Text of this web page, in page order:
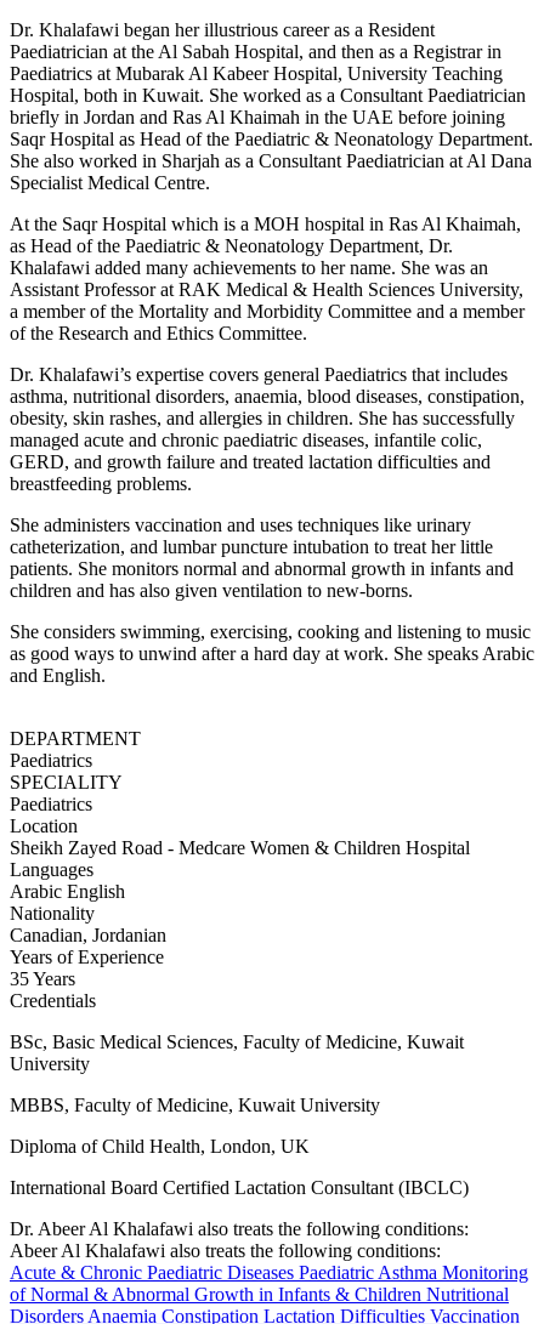
Dr. Khalafawi began her illustrious career as a Resident
Paediatrician at the Al Sabah Hospital, and then as a Registrar in
Paediatrics at Mubarak Al Kabeer Hospital, University Teaching
Hospital, both in Kuwait. She worked as a Consultant Paediatrician
briefly in Jordan and Ras Al Khaimah in the UAE before joining
Saqr Hospital as Head of the Paediatric & Neonatology Department.
She also worked in Sharjah as a Consultant Paediatrician at Al Dana
Specialist Medical Centre.
At the Saqr Hospital which is a MOH hospital in Ras Al Khaimah,
as Head of the Paediatric & Neonatology Department, Dr.
Khalafawi added many achievements to her name. She was an
Assistant Professor at RAK Medical & Health Sciences University,
a member of the Mortality and Morbidity Committee and a member
of the Research and Ethics Committee.
Dr. Khalafawi’s expertise covers general Paediatrics that includes
asthma, nutritional disorders, anaemia, blood diseases, constipation,
obesity, skin rashes, and allergies in children. She has successfully
managed acute and chronic paediatric diseases, infantile colic,
GERD, and growth failure and treated lactation difficulties and
breastfeeding problems.
She administers vaccination and uses techniques like urinary
catheterization, and lumbar puncture intubation to treat her little
patients. She monitors normal and abnormal growth in infants and
children and has also given ventilation to new-borns.
She considers swimming, exercising, cooking and listening to music
as good ways to unwind after a hard day at work. She speaks Arabic
and English.
DEPARTMENT
Paediatrics
SPECIALITY
Paediatrics
Location
Sheikh Zayed Road - Medcare Women & Children Hospital
Languages
Arabic English
Nationality
Canadian, Jordanian
Years of Experience
35 Years
Credentials
BSc, Basic Medical Sciences, Faculty of Medicine, Kuwait
University
MBBS, Faculty of Medicine, Kuwait University
Diploma of Child Health, London, UK
International Board Certified Lactation Consultant (IBCLC)
Dr. Abeer Al Khalafawi also treats the following conditions:
Abeer Al Khalafawi also treats the following conditions:
Acute & Chronic Paediatric Diseases Paediatric Asthma Monitoring
of Normal & Abnormal Growth in Infants & Children Nutritional
Disorders Anaemia Constipation Lactation Difficulties Vaccination